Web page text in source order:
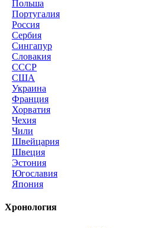
Польша
Португалия
Россия
Сербия
Сингапур
Словакия
СССР
США
Украина
Франция
Хорватия
Чехия
Чили
Швейцария
Швеция
Эстония
Югославия
Япония
Хронология